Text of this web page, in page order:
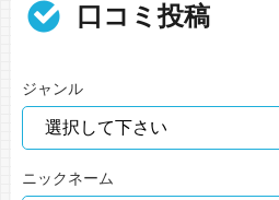
口コミ投稿
ジャンル
ニックネーム